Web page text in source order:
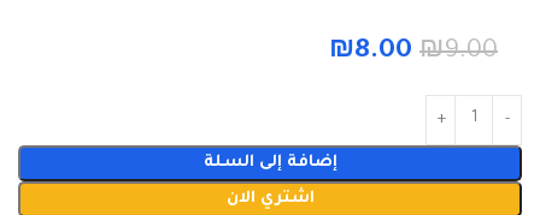
₪9.00
₪8.00
إضافة إلى السلة
اشتري الان